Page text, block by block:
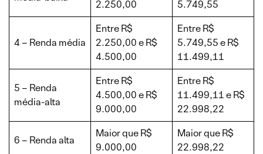
2.250,00 5.749,55
4 – Renda média
Entre R$
2.250,00 e R$
4.500,00
Entre R$
5.749,55 e R$
11.499,11
5 – Renda
média-alta
Entre R$
4.500,00 e R$
9.000,00
Entre R$
11.499,11 e R$
22.998,22
6 – Renda alta
Maior que R$
9.000,00
Maior que R$
22.998,22